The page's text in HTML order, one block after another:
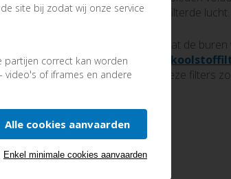
site bij zodat wij onze service
partijen correct kan worden
video's of iframes en andere
Alle cookies aanvaarden
Enkel minimale cookies aanvaarden
te voorzien van schone en gefilterde lucht.
situaties, bijvoorbeeld omdat de
laten branden, kunnenspeciale
een uitkomst bieden. Deze filters